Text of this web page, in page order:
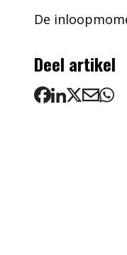
De
Deel artikel